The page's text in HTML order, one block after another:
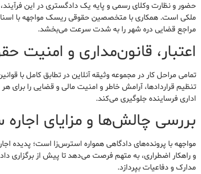
حضور و نظارت وکلای رسمی و پایه یک دادگستری در این
ملکی است. همکاری با متخصصین حقوقی ریسک مواجهه با
مراجع قضایی دره شهر را به شدت سرعت می‌بخشد.
اعتبار، قانون‌مداری و امنیت
تمامی مراحل کار در مجموعه وثیقه آنلاین در تطابق کامل با
تنظیم قراردادها، آرامش خاطر و امنیت مالی و قضایی را برای
اداری فرساینده جلوگیری می‌کند.
بررسی چالش‌ها و مزایای
مواجهه با پرونده‌های دادگاهی همواره استرس‌زا است؛ پدیده
و راهکار اضطراری، به متهم فرصت می‌دهد تا پیش از برگزاری
مدارک و دفاعیات بپردازد.